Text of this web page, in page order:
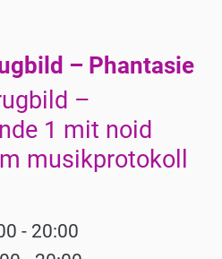
– Phantasie
–
1 mit noid
musikprotokoll
- 20:00